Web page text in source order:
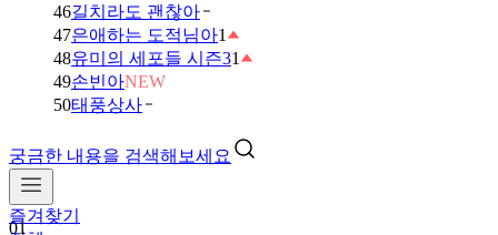
46길치라도 괜찮아
47은애하는 도적님아1
48유미의 세포들 시즌31
49손빈아NEW
50태풍상사
궁금한 내용을 검색해보세요
즐겨찾기
01